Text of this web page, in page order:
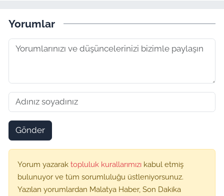
Yorumlar
Gönder
Yorum yazarak topluluk kurallarımızı kabul etmiş
bulunuyor ve tüm sorumluluğu üstleniyorsunuz.
Yazılan yorumlardan Malatya Haber, Son Dakika